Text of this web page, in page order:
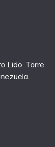
Lido. Torre